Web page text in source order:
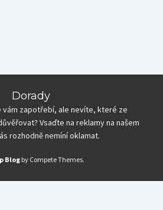
Dorady
vám zapotřebí, ale nevíte, které ze
Vsaďte na reklamy na našem
rozhodně nemíní oklamat.
Blog by Compete Themes.